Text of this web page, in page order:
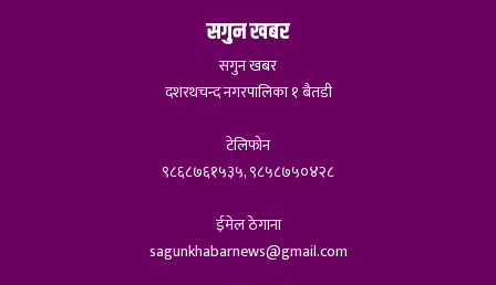
सगुन खबर
सगुन खबर
दशरथचन्द नगरपालिका १ बैतडी
टेलिफोन
९८६८७६१५३५, ९८५८७५०४२८
ईमेल ठेगाना
sagunkhabarnews@gmail.com